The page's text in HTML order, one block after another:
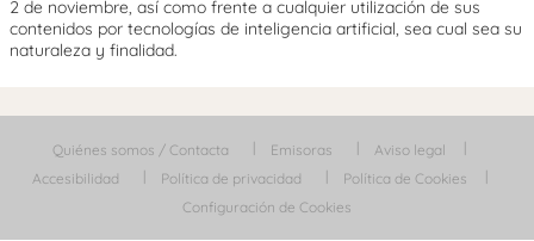
2 de noviembre, así como frente a cualquier utilización de sus
contenidos por tecnologías de inteligencia artificial, sea cual sea su
naturaleza y finalidad.
Quiénes somos / Contacta Emisoras
Aviso legal
Accesibilidad
Política de privacidad
Política de Cookies
Configuración de Cookies